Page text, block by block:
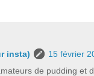
insta)
15 février
de pudding et